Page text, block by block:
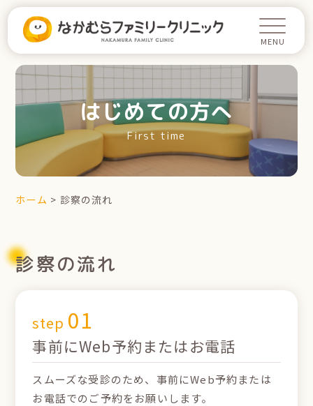
はじめての方へ
First time
ホーム > 診察の流れ
診察の流れ
step 01
事前にWeb予約またはお電話
スムーズな受診のため、事前にWeb予約または
お電話でのご予約をお願いします。